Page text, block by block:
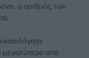
ο αριθμός των
μεγαλύτερο από